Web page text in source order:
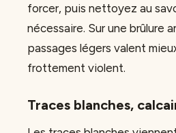
forcer, puis nettoyez au
nécessaire. Sur une brûlure
passages légers valent
frottement violent.
Traces blanches,